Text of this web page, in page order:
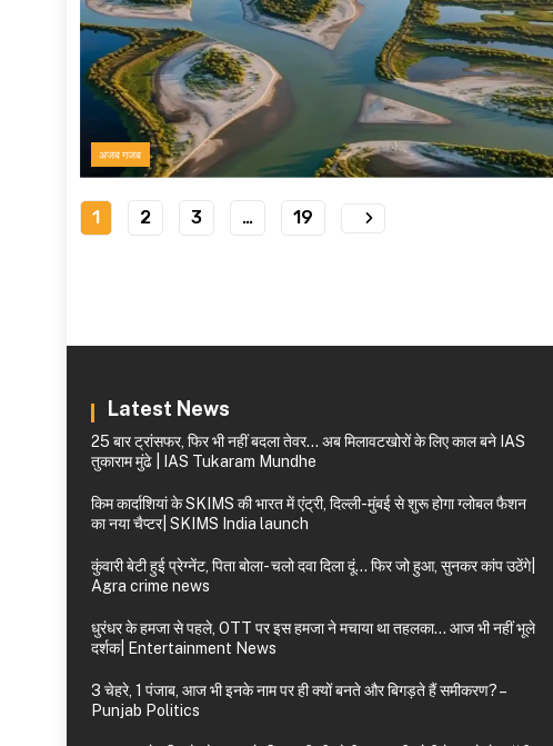
अजब गजब
1 2 3 … 19
Latest News
25 बार ट्रांसफर, फिर भी नहीं बदला तेवर… अब मिलावटखोरों के लिए काल बने IAS
तुकाराम मुंढे | IAS Tukaram Mundhe
किम कार्दाशियां के SKIMS की भारत में एंट्री, दिल्ली-मुंबई से शुरू होगा ग्लोबल फैशन
का नया चैप्टर| SKIMS India launch
कुंवारी बेटी हुई प्रेग्नेंट, पिता बोला- चलो दवा दिला दूं… फिर जो हुआ, सुनकर कांप उठेंगे|
Agra crime news
धुरंधर के हमजा से पहले, OTT पर इस हमजा ने मचाया था तहलका… आज भी नहीं भूले
दर्शक| Entertainment News
3 चेहरे, 1 पंजाब, आज भी इनके नाम पर ही क्यों बनते और बिगड़ते हैं समीकरण? –
Punjab Politics